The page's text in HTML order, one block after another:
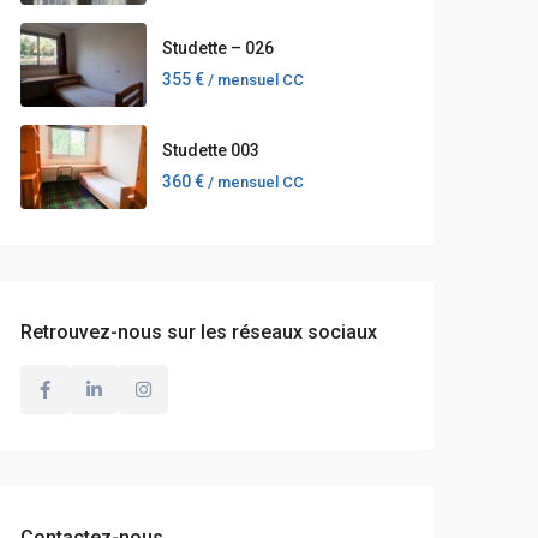
Studette – 026
355 € / mensuel CC
Studette 003
360 € / mensuel CC
Retrouvez-nous sur les réseaux sociaux